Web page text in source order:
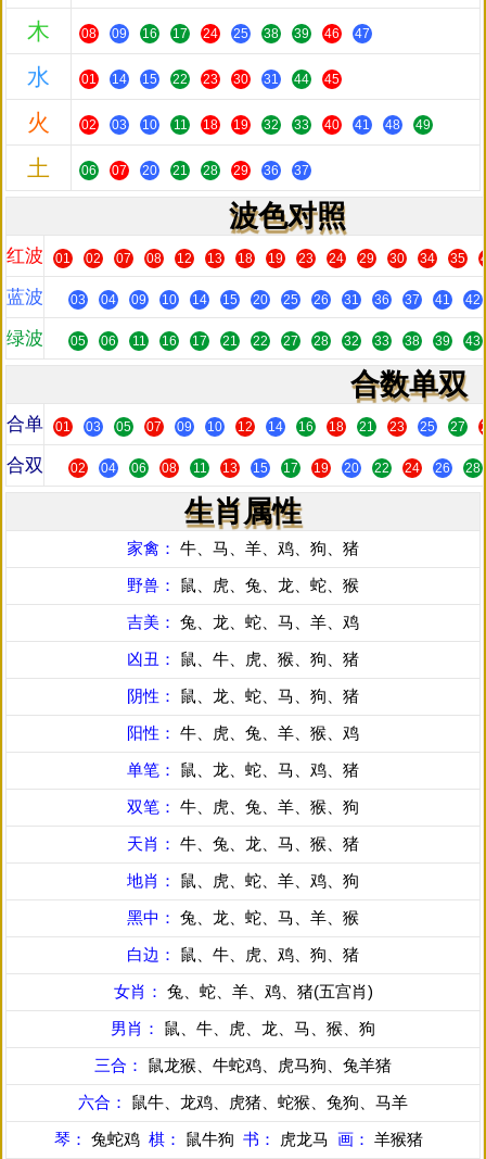
木 08 09 16 17 24 25 38 39 46 47
水 01 14 15 22 23 30 31 44 45
火 02 03 10 11 18 19 32 33 40 41 48 49
土 06 07 20 21 28 29 36 37
波色对照
红波 01 02 07 08 12 13 18 19 23 24 29 30 34 35
蓝波 03 04 09 10 14 15 20 25 26 31 36 37 41 42
绿波 05 06 11 16 17 21 22 27 28 32 33 38 39 43
合数单双
合单 01 03 05 07 09 10 12 14 16 18 21 23 25 27
合双 02 04 06 08 11 13 15 17 19 20 22 24 26 28
生肖属性
家禽： 牛、马、羊、鸡、狗、猪
野兽： 鼠、虎、兔、龙、蛇、猴
吉美： 兔、龙、蛇、马、羊、鸡
凶丑： 鼠、牛、虎、猴、狗、猪
阴性： 鼠、龙、蛇、马、狗、猪
阳性： 牛、虎、兔、羊、猴、鸡
单笔： 鼠、龙、蛇、马、鸡、猪
双笔： 牛、虎、兔、羊、猴、狗
天肖： 牛、兔、龙、马、猴、猪
地肖： 鼠、虎、蛇、羊、鸡、狗
黑中： 兔、龙、蛇、马、羊、猴
白边： 鼠、牛、虎、鸡、狗、猪
女肖： 兔、蛇、羊、鸡、猪(五宫肖)
男肖： 鼠、牛、虎、龙、马、猴、狗
三合： 鼠龙猴、牛蛇鸡、虎马狗、兔羊猪
六合： 鼠牛、龙鸡、虎猪、蛇猴、兔狗、马羊
琴： 兔蛇鸡 棋： 鼠牛狗 书： 虎龙马 画： 羊猴猪